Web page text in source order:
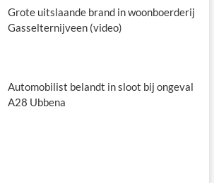
Grote uitslaande brand in woonboerderij
Gasselternijveen (video)
Automobilist belandt in sloot bij ongeval
A28 Ubbena